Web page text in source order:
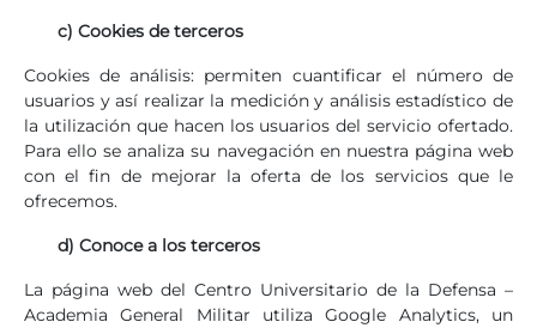
c) Cookies de terceros
Cookies de análisis: permiten cuantificar el número de
usuarios y así realizar la medición y análisis estadístico de
la utilización que hacen los usuarios del servicio ofertado.
Para ello se analiza su navegación en nuestra página web
con el fin de mejorar la oferta de los servicios que le
ofrecemos.
d) Conoce a los terceros
La página web del Centro Universitario de la Defensa –
Academia General Militar utiliza Google Analytics, un